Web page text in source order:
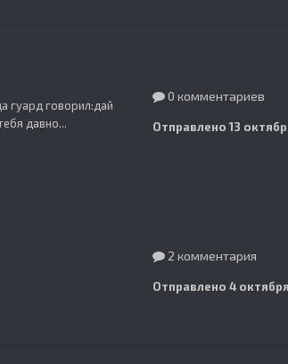
гуард говорил:дай
давно...
0 комментариев
Отправлено13
2 комментария
Отправлено 4